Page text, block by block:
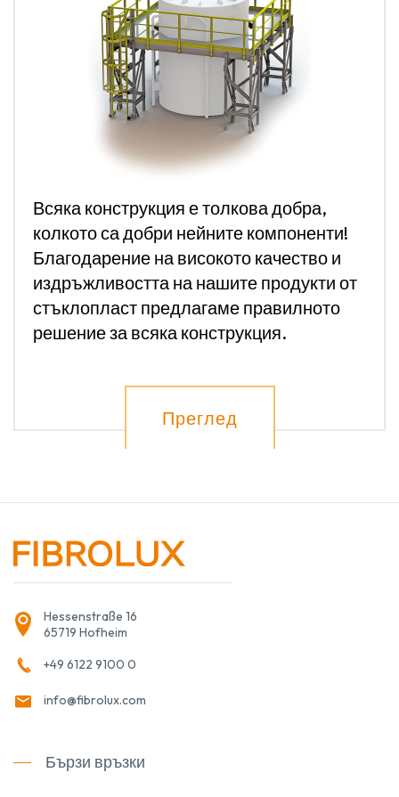
Всяка конструкция е толкова добра,
колкото са добри нейните компоненти!
Благодарение на високото качество и
издръжливостта на нашите продукти от
стъклопласт предлагаме правилното
решение за всяка конструкция.
Преглед
Hessenstraße 16
65719 Hofheim
+49 6122 9100 0
info@fibrolux.com
Бързи връзки